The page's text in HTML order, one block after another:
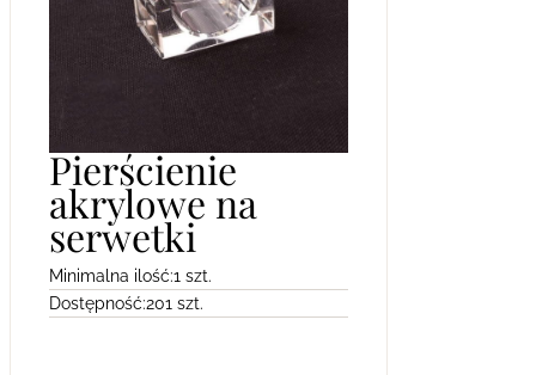
Pierścienie
akrylowe na
serwetki
Minimalna ilość:1 szt.
Dostępność:201 szt.